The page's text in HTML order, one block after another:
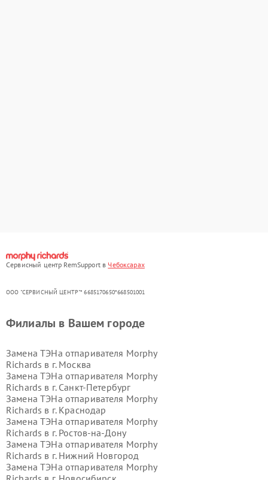
Сервисный центр RemSupport в Чебоксарах
ООО "СЕРВИСНЫЙ ЦЕНТР"* 6685170650*668501001
Филиалы в Вашем городе
Замена ТЭНа отпаривателя Morphy
Richards в г. Москва
Замена ТЭНа отпаривателя Morphy
Richards в г. Санкт-Петербург
Замена ТЭНа отпаривателя Morphy
Richards в г. Краснодар
Замена ТЭНа отпаривателя Morphy
Richards в г. Ростов-на-Дону
Замена ТЭНа отпаривателя Morphy
Richards в г. Нижний Новгород
Замена ТЭНа отпаривателя Morphy